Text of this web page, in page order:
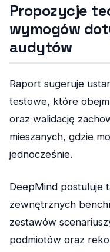
Propozycje
wymogów
audytów
Raport sugeruje
testowe, które
oraz walidację
mieszanych, gdzie
jednocześnie.
DeepMind postuluje
zewnętrznych
zestawów
podmiotów oraz